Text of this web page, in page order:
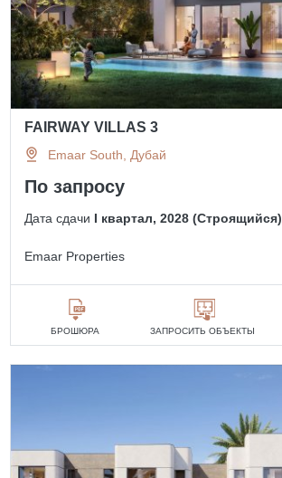
FAIRWAY VILLAS 3
Emaar South, Дубай
По запросу
Дата сдачи I квартал, 2028 (Строящийся)
Emaar Properties
БРОШЮРА ЗАПРОСИТЬ ОБЪЕКТЫ